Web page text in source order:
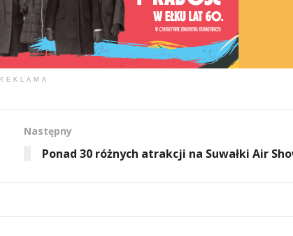
REKLAMA
Następny
Ponad 30 różnych atrakcji na Suwałki Air